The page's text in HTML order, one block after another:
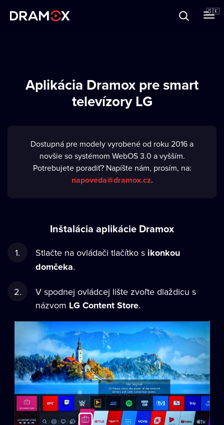
🇸🇰
Zaregistrujte sa
Aplikácia Dramox pre smart
televízory LG
Dostupná pre modely vyrobené od roku 2016 a
novšie so systémom WebOS 3.0 a vyšším.
Potrebujete poradiť? Napíšte nám, prosím, na:
napoveda@dramox.cz.
Inštalácia aplikácie Dramox
Stlačte na ovládači tlačítko s ikonkou
domčeka.
V spodnej ovládcej lište zvoľte dlaždicu s
názvom LG Content Store.